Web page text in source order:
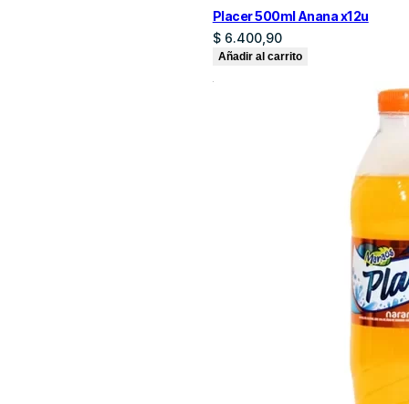
Placer 500ml Anana x12u
$6.400,90
Añadir al carrito